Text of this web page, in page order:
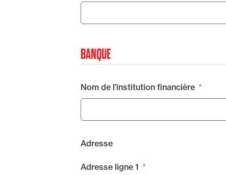
BANQUE
Nom de l’institution financière
Adresse
Adresse ligne 1